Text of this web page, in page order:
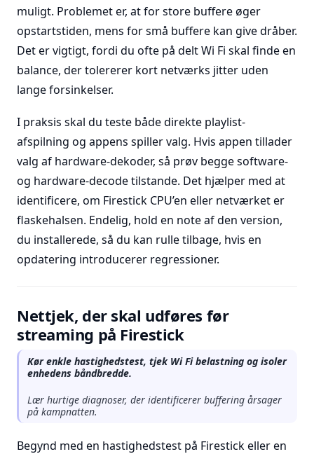
muligt. Problemet er, at for store buffere øger
opstartstiden, mens for små buffere kan give dråber.
Det er vigtigt, fordi du ofte på delt Wi Fi skal finde en
balance, der tolererer kort netværks jitter uden
lange forsinkelser.
I praksis skal du teste både direkte playlist-
afspilning og appens spiller valg. Hvis appen tillader
valg af hardware-dekoder, så prøv begge software-
og hardware-decode tilstande. Det hjælper med at
identificere, om Firestick CPU’en eller netværket er
flaskehalsen. Endelig, hold en note af den version,
du installerede, så du kan rulle tilbage, hvis en
opdatering introducerer regressioner.
Nettjek, der skal udføres før
streaming på Firestick
Kør enkle hastighedstest, tjek Wi Fi belastning og isoler
enhedens båndbredde.
Lær hurtige diagnoser, der identificerer buffering årsager
på kampnatten.
Begynd med en hastighedstest på Firestick eller en